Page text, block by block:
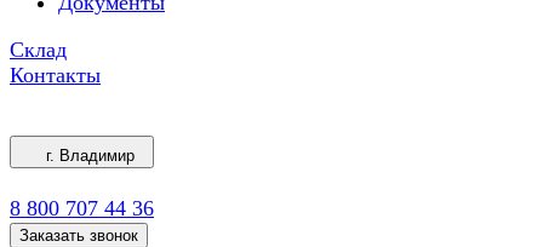
Склад
Контакты
г. Владимир
8 800 707 44 36
Заказать звонок